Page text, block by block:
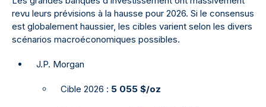
revu leurs prévisions à la hausse pour 2026. Si le consensus
est globalement haussier, les cibles varient selon les divers
scénarios macroéconomiques possibles.
J.P. Morgan
Cible 2026 : 5 055 $/oz